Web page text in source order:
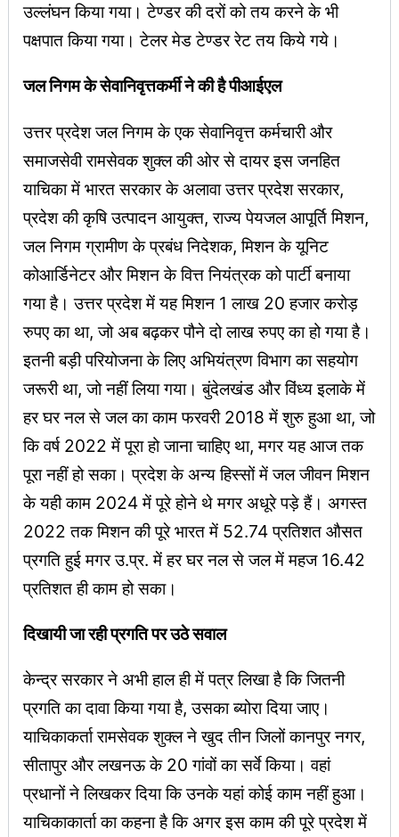
उल्लंघन किया गया। टेण्डर की दरों को तय करने के भी
पक्षपात किया गया। टेलर मेड टेण्डर रेट तय किये गये।
जल निगम के सेवानिवृत्तकर्मी ने की है पीआईएल
उत्तर प्रदेश जल निगम के एक सेवानिवृत्त कर्मचारी और
समाजसेवी रामसेवक शुक्ल की ओर से दायर इस जनहित
याचिका में भारत सरकार के अलावा उत्तर प्रदेश सरकार,
प्रदेश की कृषि उत्पादन आयुक्त, राज्य पेयजल आपूर्ति मिशन,
जल निगम ग्रामीण के प्रबंध निदेशक, मिशन के यूनिट
कोआर्डिनेटर और मिशन के वित्त नियंत्रक को पार्टी बनाया
गया है। उत्तर प्रदेश में यह मिशन 1 लाख 20 हजार करोड़
रुपए का था, जो अब बढ़कर पौने दो लाख रुपए का हो गया है।
इतनी बड़ी परियोजना के लिए अभियंत्रण विभाग का सहयोग
जरूरी था, जो नहीं लिया गया। बुंदेलखंड और विंध्य इलाके में
हर घर नल से जल का काम फरवरी 2018 में शुरु हुआ था, जो
कि वर्ष 2022 में पूरा हो जाना चाहिए था, मगर यह आज तक
पूरा नहीं हो सका। प्रदेश के अन्य हिस्सों में जल जीवन मिशन
के यही काम 2024 में पूरे होने थे मगर अधूरे पड़े हैं। अगस्त
2022 तक मिशन की पूरे भारत में 52.74 प्रतिशत औसत
प्रगति हुई मगर उ.प्र. में हर घर नल से जल में महज 16.42
प्रतिशत ही काम हो सका।
दिखायी जा रही प्रगति पर उठे सवाल
केन्द्र सरकार ने अभी हाल ही में पत्र लिखा है कि जितनी
प्रगति का दावा किया गया है, उसका ब्योरा दिया जाए।
याचिकाकर्ता रामसेवक शुक्ल ने खुद तीन जिलों कानपुर नगर,
सीतापुर और लखनऊ के 20 गांवों का सर्वे किया। वहां
प्रधानों ने लिखकर दिया कि उनके यहां कोई काम नहीं हुआ।
याचिकाकार्ता का कहना है कि अगर इस काम की पूरे प्रदेश में